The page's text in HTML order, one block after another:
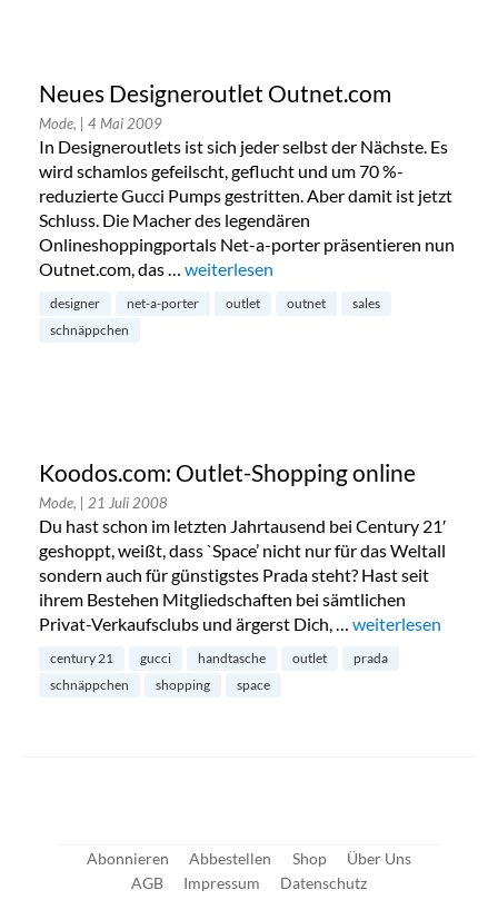
Neues Designeroutlet Outnet.com
Mode, | 4 Mai 2009
In Designeroutlets ist sich jeder selbst der Nächste. Es
wird schamlos gefeilscht, geflucht und um 70 %-
reduzierte Gucci Pumps gestritten. Aber damit ist jetzt
Schluss. Die Macher des legendären
Onlineshoppingportals Net-a-porter präsentieren nun
Outnet.com, das … „Neues Designeroutlet Outnet.com“
weiterlesen
designer net-a-porter outlet outnet
sales
schnäppchen
Koodos.com: Outlet-Shopping online
Mode, | 21 Juli 2008
Du hast schon im letzten Jahrtausend bei Century 21′
geshoppt, weißt, dass `Space’ nicht nur für das Weltall
sondern auch für günstigstes Prada steht? Hast seit
ihrem Bestehen Mitgliedschaften bei sämtlichen
Privat-Verkaufsclubs und ärgerst Dich, … „Koodos.com:
weiterlesen
century 21 gucci handtasche outlet
prada
schnäppchen
shopping space
Abonnieren Abbestellen Shop
Über Uns
AGB
Impressum Datenschutz